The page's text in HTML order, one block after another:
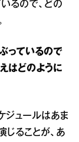
るので、どの
っているので
はどのように
ジュールはあま
じることが、あ